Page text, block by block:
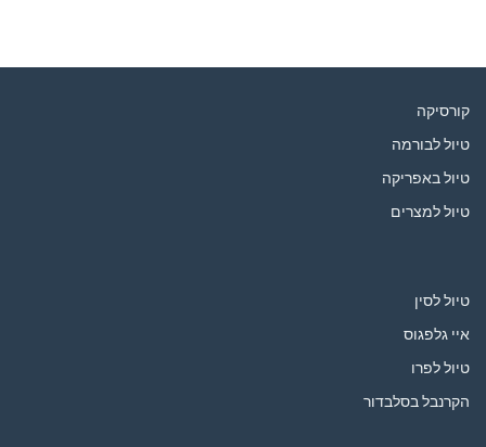
קורסיקה
טיול לבורמה
טיול באפריקה
טיול למצרים
טיול לסין
איי גלפגוס
טיול לפרו
הקרנבל בסלבדור